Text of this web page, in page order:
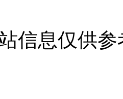
信息仅供